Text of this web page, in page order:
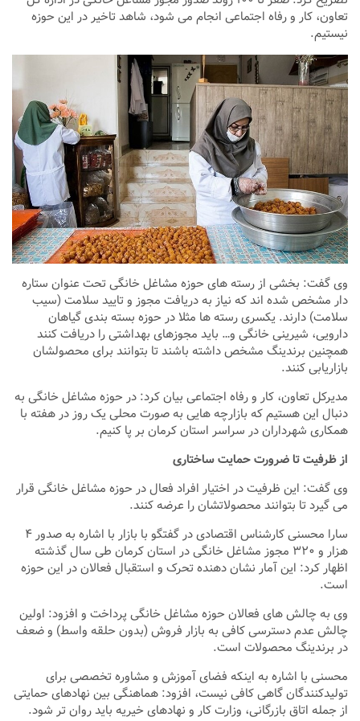
تعاون، کار و رفاه اجتماعی انجام می شود، شاهد تاخیر در این حوزه
نیستیم.
وی گفت: بخشی از رسته های حوزه مشاغل خانگی تحت عنوان ستاره
دار مشخص شده اند که نیاز به دریافت مجوز و تایید سلامت (سیب
سلامت) دارند. یکسری رسته ها مثلا در حوزه بسته بندی گیاهان
دارویی، شیرینی خانگی و… باید مجوزهای بهداشتی را دریافت کنند
همچنین برندینگ مشخص داشته باشند تا بتوانند برای محصولشان
بازاریابی کنند.
مدیرکل تعاون، کار و رفاه اجتماعی بیان کرد: در حوزه مشاغل خانگی به
دنبال این هستیم که بازارچه هایی به صورت محلی یک روز در هفته با
همکاری شهرداران در سراسر استان کرمان بر پا کنیم.
از ظرفیت تا ضرورت حمایت ساختاری
وی گفت: این ظرفیت در اختیار افراد فعال در حوزه مشاغل خانگی قرار
می گیرد تا بتوانند محصولاتشان را عرضه کنند.
سارا محسنی کارشناس اقتصادی در گفتگو با بازار با اشاره به صدور ۴
هزار و ۳۲۰ مجوز مشاغل خانگی در استان کرمان طی سال گذشته
اظهار کرد: این آمار نشان دهنده تحرک و استقبال فعالان در این حوزه
است.
وی به چالش های فعالان حوزه مشاغل خانگی پرداخت و افزود: اولین
چالش عدم دسترسی کافی به بازار فروش (بدون حلقه واسط) و ضعف
در برندینگ محصولات است.
محسنی با اشاره به اینکه فضای آموزش و مشاوره تخصصی برای
تولیدکنندگان گاهی کافی نیست، افزود: هماهنگی بین نهادهای حمایتی
از جمله اتاق بازرگانی، وزارت کار و نهادهای خیریه باید روان ‌تر شود.